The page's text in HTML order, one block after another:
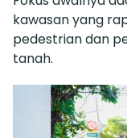
kawasan yang
pedestrian dan
tanah.